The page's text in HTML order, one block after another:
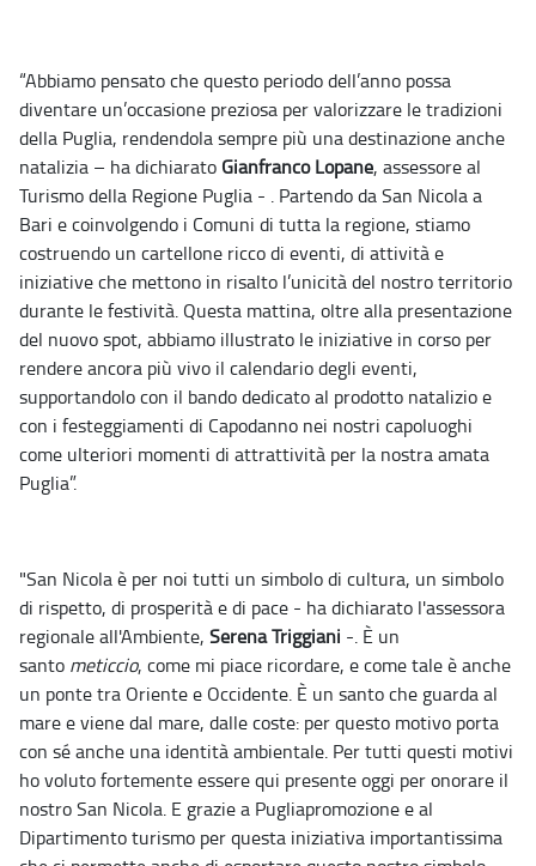
“Abbiamo pensato che questo periodo dell’anno possa
diventare un’occasione preziosa per valorizzare le tradizioni
della Puglia, rendendola sempre più una destinazione anche
natalizia – ha dichiarato Gianfranco Lopane, assessore al
Turismo della Regione Puglia - . Partendo da San Nicola a
Bari e coinvolgendo i Comuni di tutta la regione, stiamo
costruendo un cartellone ricco di eventi, di attività e
iniziative che mettono in risalto l’unicità del nostro territorio
durante le festività. Questa mattina, oltre alla presentazione
del nuovo spot, abbiamo illustrato le iniziative in corso per
rendere ancora più vivo il calendario degli eventi,
supportandolo con il bando dedicato al prodotto natalizio e
con i festeggiamenti di Capodanno nei nostri capoluoghi
come ulteriori momenti di attrattività per la nostra amata
Puglia”.
"San Nicola è per noi tutti un simbolo di cultura, un simbolo
di rispetto, di prosperità e di pace - ha dichiarato l'assessora
regionale all'Ambiente, Serena Triggiani -. È un
santo meticcio, come mi piace ricordare, e come tale è anche
un ponte tra Oriente e Occidente. È un santo che guarda al
mare e viene dal mare, dalle coste: per questo motivo porta
con sé anche una identità ambientale. Per tutti questi motivi
ho voluto fortemente essere qui presente oggi per onorare il
nostro San Nicola. E grazie a Pugliapromozione e al
Dipartimento turismo per questa iniziativa importantissima